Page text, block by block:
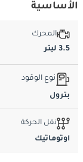
الأساسية
المحرك
3.5 ليتر
نوع الوقود
بترول
نقل الحركة
اوتوماتيك